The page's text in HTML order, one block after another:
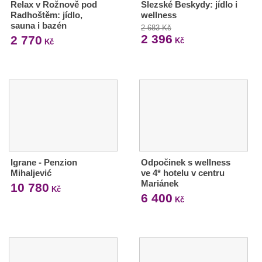
Relax v Rožnově pod
Radhoštěm: jídlo,
sauna i bazén
2 770 Kč
Slezské Beskydy: jídlo i
wellness
2 683 Kč
2 396 Kč
Igrane - Penzion
Mihaljević
10 780 Kč
Odpočinek s wellness
ve 4* hotelu v centru
Mariánek
6 400 Kč